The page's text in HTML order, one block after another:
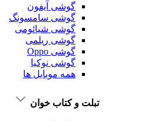
گوشی آیفون
گوشی سامسونگ
گوشی شیائومی
گوشی ریلمی
گوشی Oppo
گوشی نوکیا
همه موبایل ها
تبلت و کتاب خوان